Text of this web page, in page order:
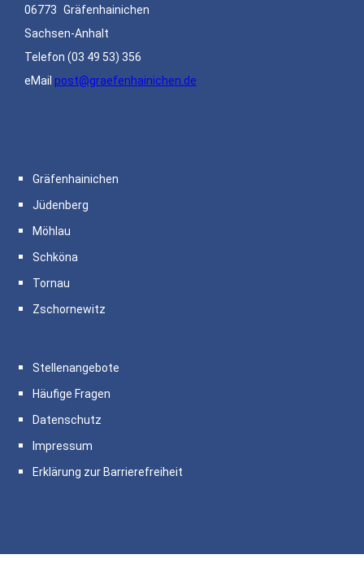
06773 Gräfenhainichen
Sachsen-Anhalt
Telefon (03 49 53) 356
eMail post@graefenhainichen.de
Gräfenhainichen
Jüdenberg
Möhlau
Schköna
Tornau
Zschornewitz
Stellenangebote
Häufige Fragen
Datenschutz
Impressum
Erklärung zur Barrierefreiheit